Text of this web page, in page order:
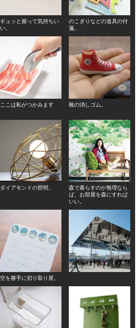
ギュッと握って気持ちい
い。
のこぎりなどの道具の付
箋。
ここは私がつかみます 靴の消しゴム。
ダイアモンドの照明。
森で暮らすのが無理なら
ば、お部屋を森にすれば
いい。
空を勝手に切り取り屋。